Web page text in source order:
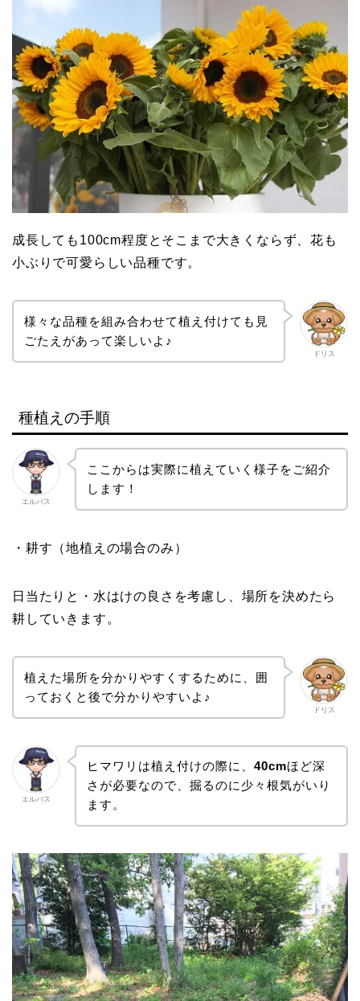
成長しても100cm程度とそこまで大きくならず、花も
小ぶりで可愛らしい品種です。
ドリス
様々な品種を組み合わせて植え付けても見
ごたえがあって楽しいよ♪
種植えの手順
エルバス
ここからは実際に植えていく様子をご紹介
します！
・耕す（地植えの場合のみ）
日当たりと・水はけの良さを考慮し、場所を決めたら
耕していきます。
ドリス
植えた場所を分かりやすくするために、囲
っておくと後で分かりやすいよ♪
エルバス
ヒマワリは植え付けの際に、 40cmほど深
さが必要なので、掘るのに少々根気がいり
ます。